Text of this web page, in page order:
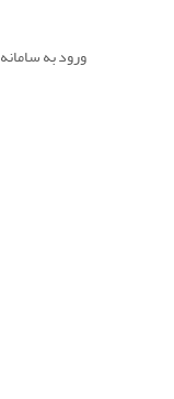
ورود به سامانه